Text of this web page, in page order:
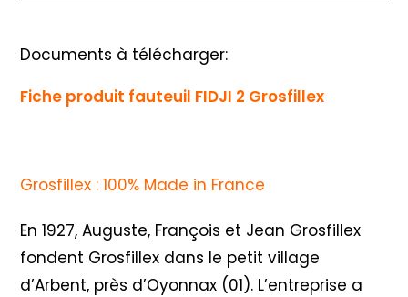
Documents à télécharger:
Fiche produit fauteuil FIDJI 2 Grosfillex
Grosfillex : 100% Made in France
En 1927, Auguste, François et Jean Grosfillex
fondent Grosfillex dans le petit village
d’Arbent, près d’Oyonnax (01). L’entreprise a